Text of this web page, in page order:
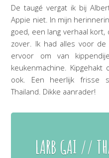
De taugé vergat ik bij
Appie niet. In mijn
goed, een lang verhaal
zover. Ik had alles voor
ervoor om van
keukenmachine.
ook. Een heerlijk frisse
Thailand. Dikke aanrader!
LARB GAI //